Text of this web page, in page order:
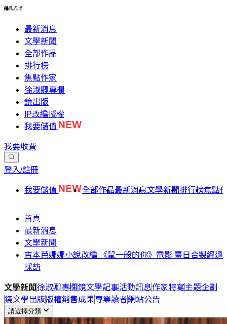
最新消息
文學新聞
全部作品
排行榜
焦點作家
徐淑卿專欄
鏡出版
IP改編授權
我要儲值
我要收費
登入/註冊
我要儲值 全部作品最新消息文學新聞排行榜焦點
首頁
最新消息
文學新聞
吉本芭娜娜小說改編 《鼠一般的你》電影 臺日合製經過
採訪
文學新聞 徐淑卿專欄鏡文學記事活動訊息作家特寫主題企劃
鏡文學出版版權銷售成果專業讀者網站公告
請選擇分類